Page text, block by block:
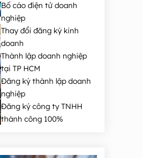
Bố cáo điện tử doanh
nghiệp
Thay đổi đăng ký kinh
doanh
Thành lập doanh nghiệp
tại TP HCM
Đăng ký thành lập doanh
nghiệp
Đăng ký công ty TNHH
thành công 100%